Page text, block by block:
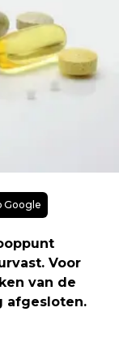
Google
Voor
van de
afgesloten.